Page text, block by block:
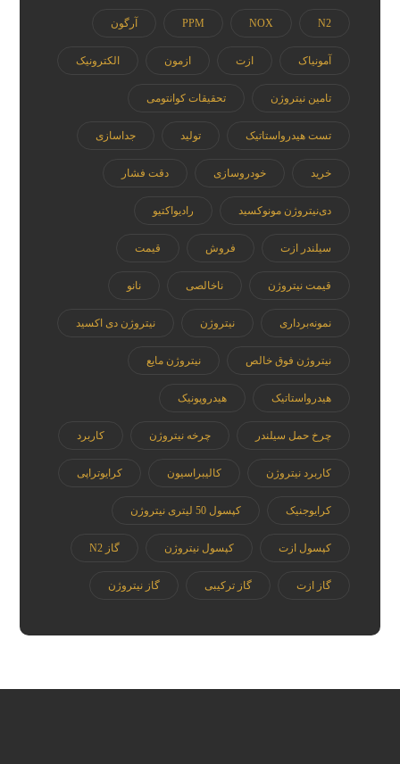
N2
NOX
PPM آرگون
آمونیاک ازت ازمون الکترونیک
تامین نیتروژن تحقیقات کوانتومی
تست هیدرواستاتیک تولید جداسازی
خرید خودروسازی دقت فشار
دی‌نیتروژن مونوکسید رادیواکتیو
سیلندر ازت فروش قیمت
قیمت نیتروژن ناخالصی نانو
نمونه‌برداری نیتروژن نیتروژن دی اکسید
نیتروژن فوق خالص نیتروژن مایع
هیدرواستاتیک هیدروپونیک
چرخ حمل سیلندر چرخه نیتروژن کاربرد
کاربرد نیتروژن کالیبراسیون کرایوتراپی
کرایوجنیک کپسول 50 لیتری نیتروژن
کپسول ازت کپسول نیتروژن گاز N2
گاز ازت گاز ترکیبی گاز نیتروژن